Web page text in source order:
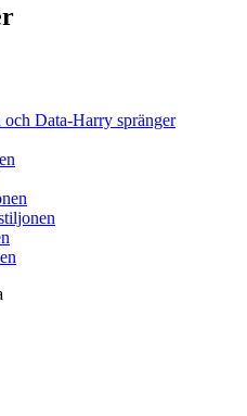
och Data-Harry spränger